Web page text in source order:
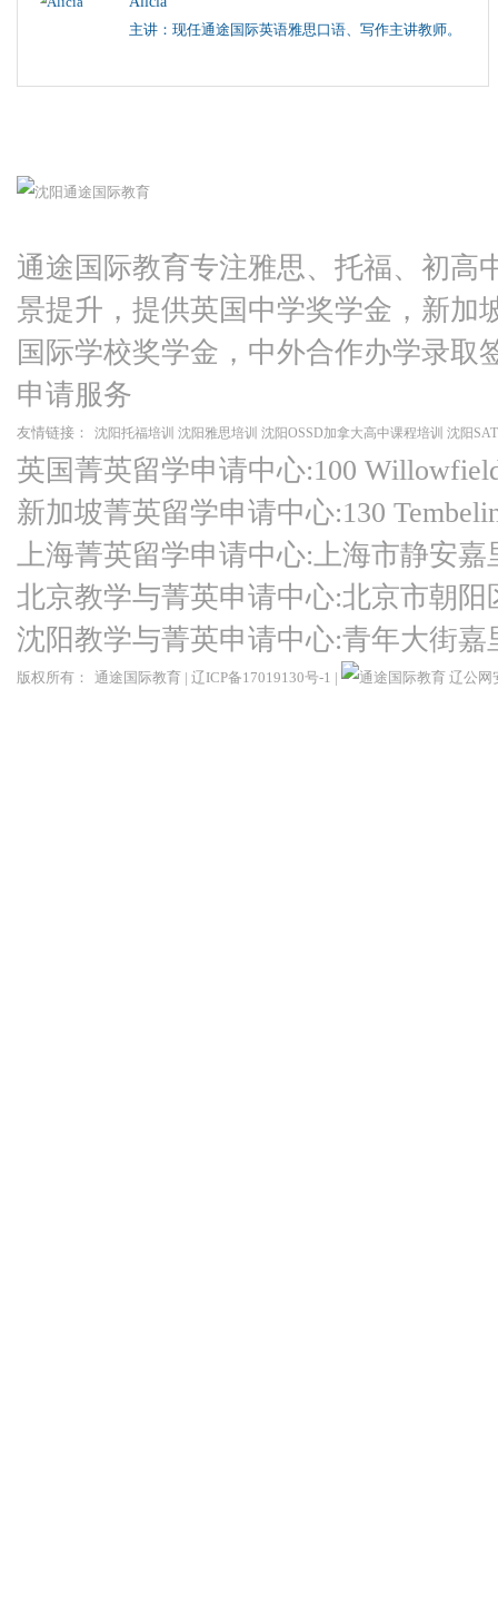
主讲：现任通途国际英语雅思口语、写作主讲教师。
通途国际教育专注雅思、托福、初高
景提升，提供英国中学奖学金，新加
国际学校奖学金，中外合作办学录取
申请服务
友情链接： 沈阳托福培训 沈阳雅思培训 沈阳OSSD加拿大高中课程培训 沈阳
英国菁英留学申请中心:100
新加坡菁英留学申请中心:130
上海菁英留学申请中心:上海市静安嘉
北京教学与菁英申请中心:北京市朝
沈阳教学与菁英申请中心:青年大街
版权所有： 通途国际教育 | 辽ICP备17019130号-1 | 辽公网